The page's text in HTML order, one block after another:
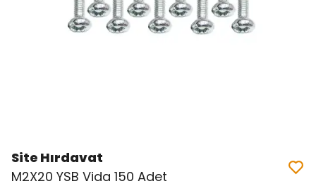
Site Hırdavat
M2X20 YSB Vida 150 Adet